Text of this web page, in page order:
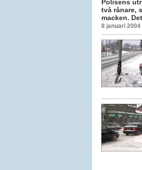
Polisens
två rånare,
macken.
8 januari